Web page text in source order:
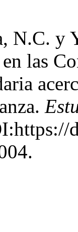
N.C. y
las